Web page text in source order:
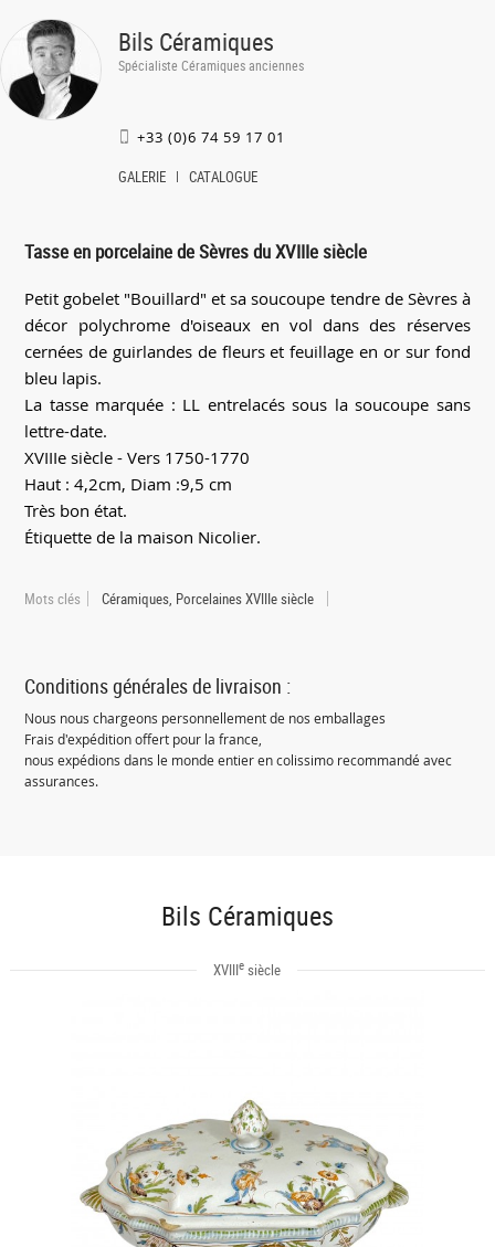
Bils Céramiques
Spécialiste Céramiques anciennes
+33 (0)6 74 59 17 01
GALERIE CATALOGUE
Tasse en porcelaine de Sèvres du XVIIIe siècle
Petit gobelet "Bouillard" et sa soucoupe tendre de Sèvres à
décor polychrome d'oiseaux en vol dans des réserves
cernées de guirlandes de fleurs et feuillage en or sur fond
bleu lapis.
La tasse marquée : LL entrelacés sous la soucoupe sans
lettre-date.
XVIIIe siècle - Vers 1750-1770
Haut : 4,2cm, Diam :9,5 cm
Très bon état.
Étiquette de la maison Nicolier.
Mots clés Céramiques, Porcelaines XVIIIe siècle
Conditions générales de livraison :
Nous nous chargeons personnellement de nos emballages
Frais d'expédition offert pour la france,
nous expédions dans le monde entier en colissimo recommandé avec
assurances.
Bils Céramiques
XVIIIe siècle